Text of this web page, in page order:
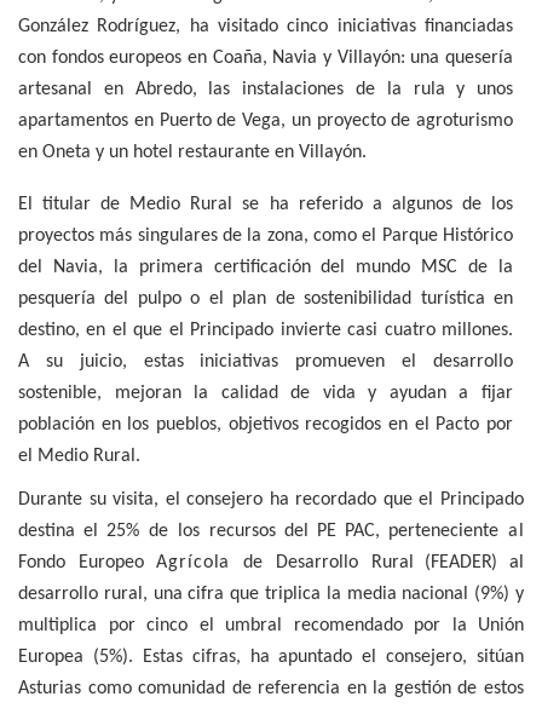
González Rodríguez, ha visitado cinco iniciativas financiadas
con fondos europeos en Coaña, Navia y Villayón: una quesería
artesanal en Abredo, las instalaciones de la rula y unos
apartamentos en Puerto de Vega, un proyecto de agroturismo
en Oneta y un hotel restaurante en Villayón.
El titular de Medio Rural se ha referido a algunos de los
proyectos más singulares de la zona, como el Parque Histórico
del Navia, la primera certificación del mundo MSC de la
pesquería del pulpo o el plan de sostenibilidad turística en
destino, en el que el Principado invierte casi cuatro millones.
A su juicio, estas iniciativas promueven el desarrollo
sostenible, mejoran la calidad de vida y ayudan a fijar
población en los pueblos, objetivos recogidos en el Pacto por
el Medio Rural.
Durante su visita, el consejero ha recordado que el Principado
destina el 25% de los recursos del PE PAC, perteneciente a
Fondo
EuropeoAgrícola de Desarrollo Rural (FEADER)al
desarrollo rural, una cifra que triplica la media nacional (9%) y
multiplica por cinco el umbral recomendado por la Unión
Europea (5%). Estas cifras, ha apuntado el consejero, sitúan
Asturias como comunidad de referencia en la gestión de estos